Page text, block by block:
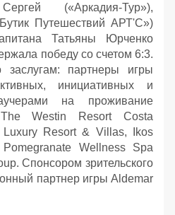
(«Аркадия-Тур»),
Путешествий АРТ'С»)
Татьяны Юрченко
победу со счетом 6:3.
заслугам: партнеры игры
инициативных и
на проживание
The Westin Resort Costa
Resort & Villas, Ikos
Wellness Spa
Спонсором зрительского
партнер игры Aldemar